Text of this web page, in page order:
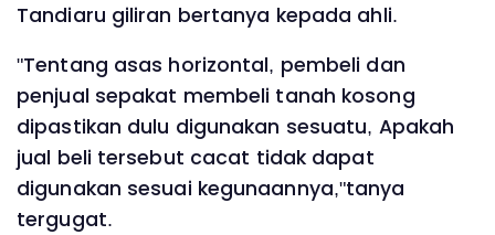
Tandiaru giliran bertanya kepada ahli.
"Tentang asas horizontal, pembeli dan
penjual sepakat membeli tanah kosong
dipastikan dulu digunakan sesuatu, Apakah
jual beli tersebut cacat tidak dapat
digunakan sesuai kegunaannya,"tanya
tergugat.